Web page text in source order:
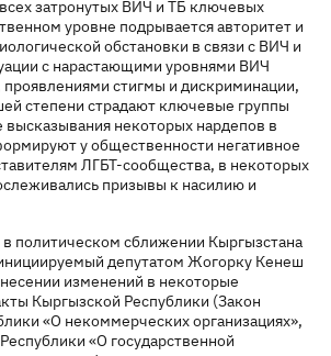
затронутых ВИЧ и ТБ ключевых
уровне подрывается авторитет и
обстановки в связи с ВИЧ и
с нарастающими уровнями ВИЧ
стигмы и дискриминации,
степени страдают ключевые группы
высказывания некоторых нардепов в
у общественности негативное
ЛГБТ-сообщества, в некоторых
призывы к насилию и
политическом сближении Кыргызстана
депутатом Жогорку Кенеш
изменений в некоторые
Кыргызской Республики (Закон
«О некоммерческих организациях»,
«О государственной